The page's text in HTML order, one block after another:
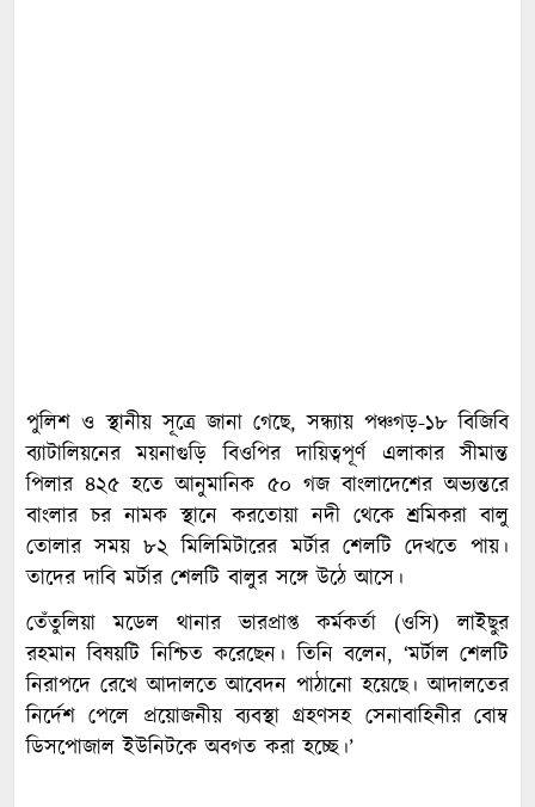
পুলিশ ও স্থানীয় সূত্রে জানা গেছে, সন্ধ্যায় পঞ্চগড়-১৮ বিজিবি
ব্যাটালিয়নের ময়নাগুড়ি বিওপির দায়িত্বপূর্ণ এলাকার সীমান্ত
পিলার ৪২৫ হতে আনুমানিক ৫০ গজ বাংলাদেশের অভ্যন্তরে
বাংলার চর নামক স্থানে করতোয়া নদী থেকে শ্রমিকরা বালু
তোলার সময় ৮২ মিলিমিটারের মর্টার শেলটি দেখতে পায়।
তাদের দাবি মর্টার শেলটি বালুর সঙ্গে উঠে আসে।
তেঁতুলিয়া মডেল থানার ভারপ্রাপ্ত কর্মকর্তা (ওসি) লাইছুর
রহমান বিষয়টি নিশ্চিত করেছেন। তিনি বলেন, ‘মর্টাল শেলটি
নিরাপদে রেখে আদালতে আবেদন পাঠানো হয়েছে। আদালতের
নির্দেশ পেলে প্রয়োজনীয় ব্যবস্থা গ্রহণসহ সেনাবাহিনীর বোম্ব
ডিসপোজাল ইউনিটকে অবগত করা হচ্ছে।’